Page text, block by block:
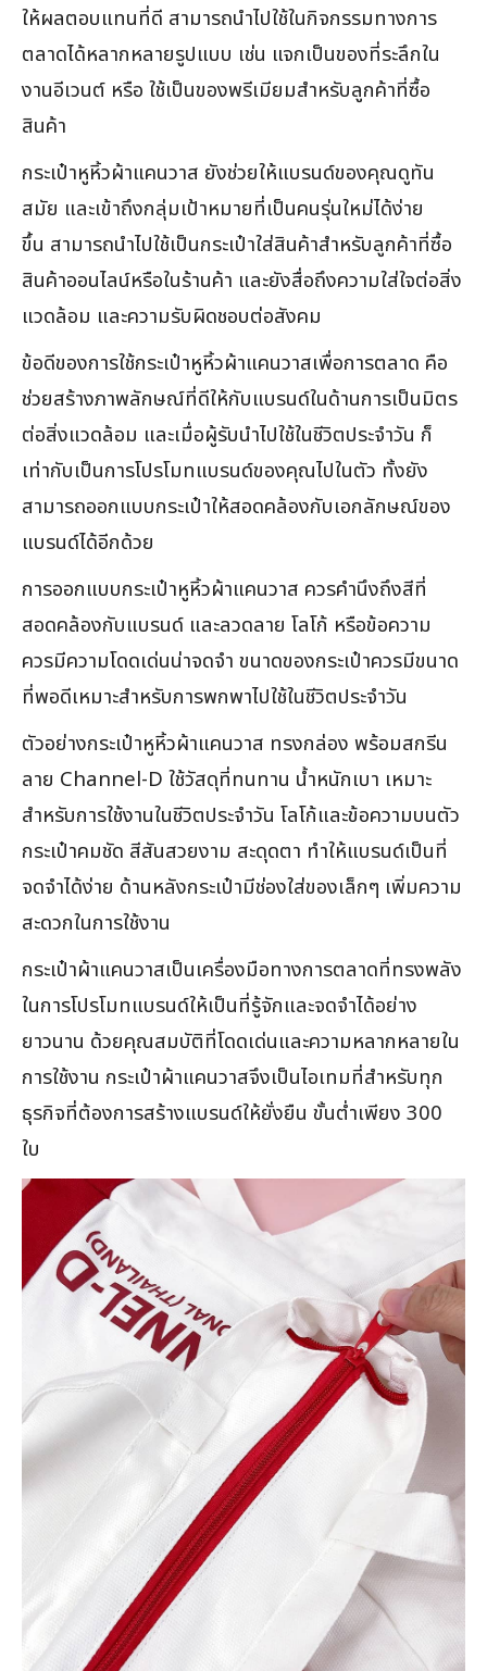
ให้ผลตอบแทนที่ดี สามารถนำไปใช้ในกิจกรรมทางการ
ตลาดได้หลากหลายรูปแบบ เช่น แจกเป็นของที่ระลึกใน
งานอีเวนต์ หรือ ใช้เป็นของพรีเมียมสำหรับลูกค้าที่ซื้อ
สินค้า
กระเป๋าหูหิ้วผ้าแคนวาส ยังช่วยให้แบรนด์ของคุณดูทัน
สมัย และเข้าถึงกลุ่มเป้าหมายที่เป็นคนรุ่นใหม่ได้ง่าย
ขึ้น สามารถนำไปใช้เป็นกระเป๋าใส่สินค้าสำหรับลูกค้าที่ซื้อ
สินค้าออนไลน์หรือในร้านค้า และยังสื่อถึงความใส่ใจต่อสิ่ง
แวดล้อม และความรับผิดชอบต่อสังคม
ข้อดีของการใช้กระเป๋าหูหิ้วผ้าแคนวาสเพื่อการตลาด คือ
ช่วยสร้างภาพลักษณ์ที่ดีให้กับแบรนด์ในด้านการเป็นมิตร
ต่อสิ่งแวดล้อม และเมื่อผู้รับนำไปใช้ในชีวิตประจำวัน ก็
เท่ากับเป็นการโปรโมทแบรนด์ของคุณไปในตัว ทั้งยัง
สามารถออกแบบกระเป๋าให้สอดคล้องกับเอกลักษณ์ของ
แบรนด์ได้อีกด้วย
การออกแบบกระเป๋าหูหิ้วผ้าแคนวาส ควรคำนึงถึงสีที่
สอดคล้องกับแบรนด์ และลวดลาย โลโก้ หรือข้อความ
ควรมีความโดดเด่นน่าจดจำ ขนาดของกระเป๋าควรมีขนาด
ที่พอดีเหมาะสำหรับการพกพาไปใช้ในชีวิตประจำวัน
ตัวอย่างกระเป๋าหูหิ้วผ้าแคนวาส ทรงกล่อง พร้อมสกรีน
ลาย Channel-D ใช้วัสดุที่ทนทาน น้ำหนักเบา เหมาะ
สำหรับการใช้งานในชีวิตประจำวัน โลโก้และข้อความบนตัว
กระเป๋าคมชัด สีสันสวยงาม สะดุดตา ทำให้แบรนด์เป็นที่
จดจำได้ง่าย ด้านหลังกระเป๋ามีช่องใส่ของเล็กๆ เพิ่มความ
สะดวกในการใช้งาน
กระเป๋าผ้าแคนวาสเป็นเครื่องมือทางการตลาดที่ทรงพลัง
ในการโปรโมทแบรนด์ให้เป็นที่รู้จักและจดจำได้อย่าง
ยาวนาน ด้วยคุณสมบัติที่โดดเด่นและความหลากหลายใน
การใช้งาน กระเป๋าผ้าแคนวาสจึงเป็นไอเทมที่สำหรับทุก
ธุรกิจที่ต้องการสร้างแบรนด์ให้ยั่งยืน ขั้นต่ำเพียง 300
ใบ